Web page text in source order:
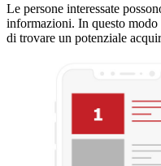
Le persone interessate
informazioni. In questo modo
di trovare un potenziale